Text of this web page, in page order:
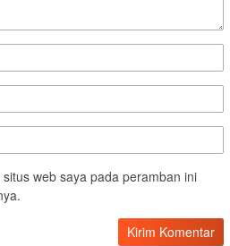
web saya pada peramban ini